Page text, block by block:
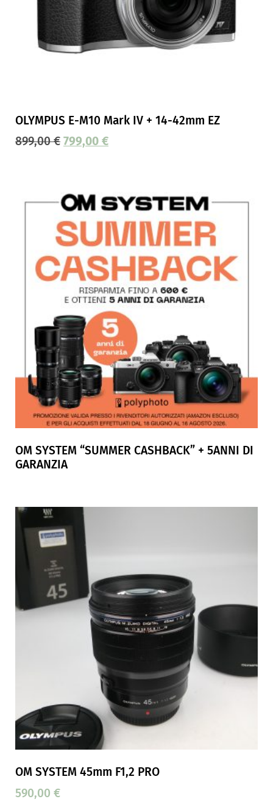
OLYMPUS E-M10 Mark IV + 14-42mm EZ
899,00€ 799,00 €
OM SYSTEM “SUMMER CASHBACK” + 5ANNI DI
GARANZIA
OM SYSTEM 45mm F1,2 PRO
590,00 €